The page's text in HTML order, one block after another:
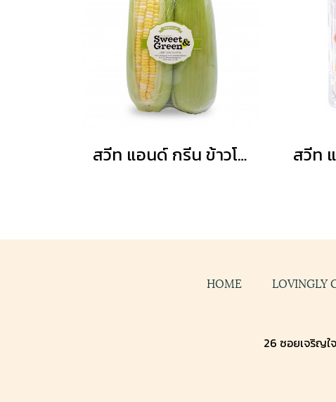
สวีท แอนด์ กรีน ข้าวโพดหวานสองสี
HOME LOVINGLY
26 ซอยเจริญใ